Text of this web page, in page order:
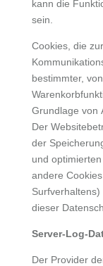
kann die
sein.
Cookies, die
bestimmter,
Grundlage von
Der
der
und
andere
dieser
Server-Log-
Der Provider